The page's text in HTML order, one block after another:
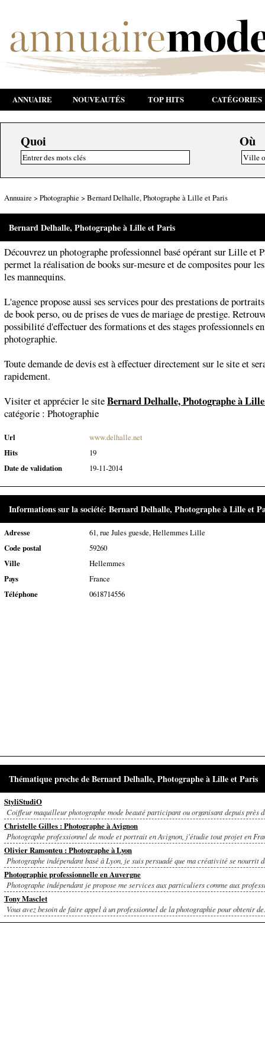
ANNUAIRE NOUVEAUTÉS TOP HITS CATÉGORIES
Quoi Où
Annuaire > Photographie > Bernard Delhalle, Photographe à Lille et Paris
Bernard Delhalle, Photographe à Lille et Paris
Découvrez un photographe professionnel basé opérant sur Lille et
permet la réalisation de books sur-mesure et de composites pour
les mannequins.
L'agence propose aussi ses services pour des prestations de
de book perso, ou de prises de vues de mariage de prestige.
possibilité d'effectuer des formations et des stages professionnels en
photographie.
Toute demande de devis est à effectuer directement sur le site et
rapidement.
Visiter et apprécier le siteBernard Delhalle, Photographe à
catégorie : Photographie
Url
www.delhalle.net
Hits
19
Date de validation
19-11-2014
Informations sur la société: Bernard Delhalle, Photographe à Lille et
Adresse
61, rue Jules guesde, Hellemmes Lille
Code postal
59260
Ville
Hellemmes
Pays
France
Téléphone
0618714556
Thématique proche de Bernard Delhalle, Photographe à Lille et Paris
StyliStudiO
Coiffeur maquilleur photographe mode beauté participant ou organisant depuis près
Christelle Gilles : Photographe à Avignon
Photographe professionnel de mode et portrait en Avignon, j'étudie tout projet en
Olivier Ramonteu : Photographe à Lyon
Photographe indépendant basé à Lyon, je suis persuadé que ma créativité se nourrit
Photographie professionnelle en Auvergne
Photographe indépendant je propose me services aux particuliers comme aux
Tony Masclet
Vous avez besoin de faire appel à un professionnel de la photographie pour obtenir